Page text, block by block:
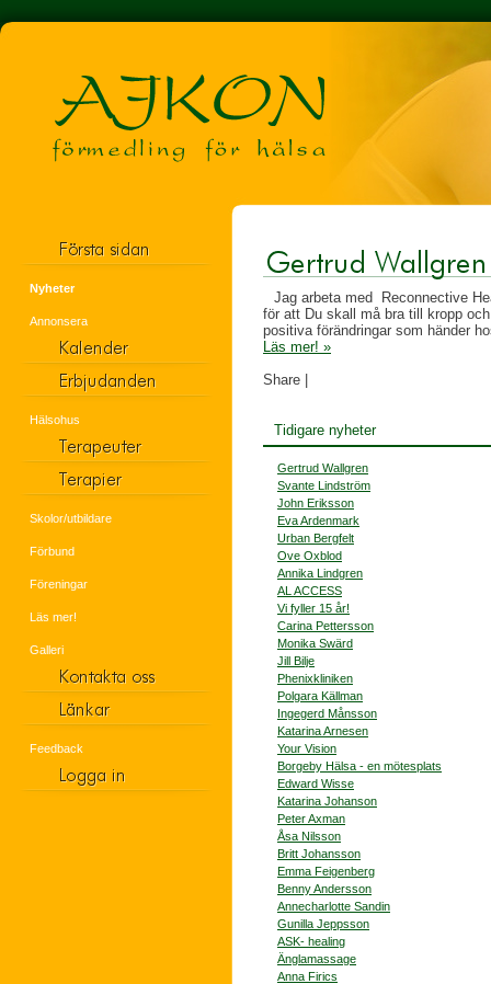
Nyheter
Annonsera
Hälsohus
Skolor/utbildare
Förbund
Föreningar
Läs mer!
Galleri
Feedback
Jag arbeta med
Reconnective
för att Du skall må bra till kropp
positiva förändringar som händer
Läs mer! »
Share
Tidigare nyheter
Gertrud Wallgren
Svante Lindström
John Eriksson
Eva Ardenmark
Urban Bergfelt
Ove Oxblod
Annika Lindgren
AL ACCESS
Vi fyller 15 år!
Carina Pettersson
Monika Swärd
Jill Bilje
Phenixkliniken
Polgara Källman
Ingegerd Månsson
Katarina Arnesen
Your Vision
Borgeby Hälsa - en mötesplats
Edward Wisse
Katarina Johanson
Peter Axman
Åsa Nilsson
Britt Johansson
Emma Feigenberg
Benny Andersson
Annecharlotte Sandin
Gunilla Jeppsson
ASK- healing
Änglamassage
Anna Firics